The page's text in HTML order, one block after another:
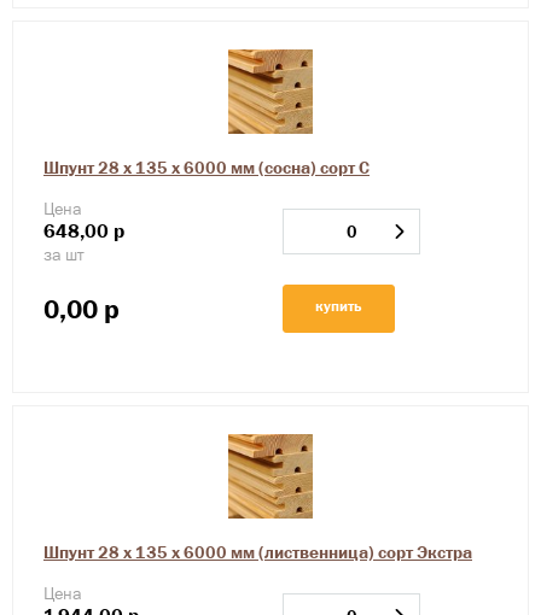
Шпунт 28 х 135 х 6000 мм (сосна) сорт С
Цена
648,00 р
за шт
0,00 р купить
Шпунт 28 х 135 х 6000 мм (лиственница) сорт Экстра
Цена